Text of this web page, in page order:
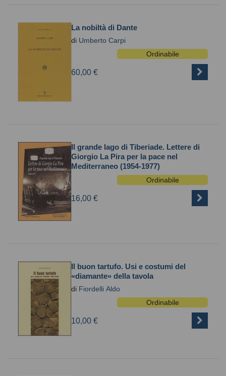
La nobiltà di Dante
di Umberto Carpi
Ordinabile
60,00 €
Il grande lago di Tiberiade. Lettere di
Giorgio La Pira per la pace nel
Mediterraneo (1954-1977)
Ordinabile
16,00 €
Il buon tartufo. Usi e costumi del
«diamante» della tavola
di Fiordelli Aldo
Ordinabile
10,00 €